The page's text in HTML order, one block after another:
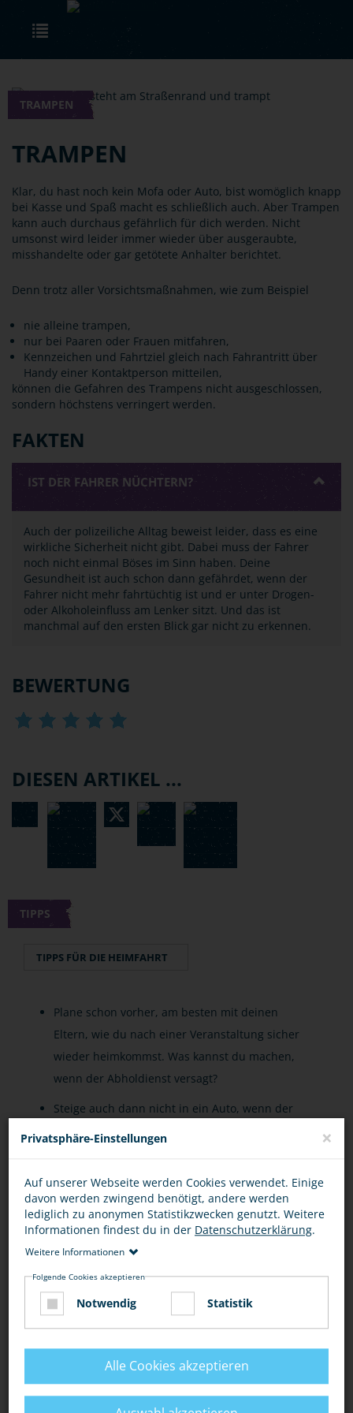
Skip to main content
TRAMPEN
TRAMPEN
Klar, du hast noch kein Mofa oder Auto, bist womöglich knapp
bei Kasse und Spaß macht es schließlich auch. Aber Trampen
kann auch durchaus gefährlich für dich werden. Nicht
umsonst wird leider immer wieder über ausgeraubte,
misshandelte oder gar getötete Anhalter berichtet.
Denn trotz aller Vorsichtsmaßnahmen, wie zum Beispiel
nie alleine trampen,
nur bei Paaren oder Frauen mitfahren,
Kennzeichen und Fahrtziel gleich nach Fahrantritt über
Handy einer Kontaktperson mitteilen,
können die Gefahren des Trampens nicht ausgeschlossen,
sondern höchstens verringert werden.
FAKTEN
IST DER FAHRER NÜCHTERN?
Auch der polizeiliche Alltag beweist leider, dass es eine
wirkliche Sicherheit nicht gibt. Dabei muss der Fahrer
noch nicht einmal Böses im Sinn haben. Deine
Gesundheit ist auch schon dann gefährdet, wenn der
Fahrer nicht mehr fahrtüchtig ist und er unter Drogen-
oder Alkoholeinfluss am Lenker sitzt. Und das ist
manchmal auf den ersten Blick gar nicht zu erkennen.
BEWERTUNG
DIESEN ARTIKEL ...
TIPPS
TIPPS FÜR DIE HEIMFAHRT
Plane schon vorher, am besten mit deinen
Eltern, wie du nach einer Veranstaltung sicher
wieder heimkommst. Was kannst du machen,
wenn der Abholdienst versagt?
Steige auch dann nicht in ein Auto, wenn der
Fahrer zu viel Alkohol oder womöglich Drogen zu
gut kennst.
Überleg dir lieber, ob du öffentliche
Verkehrsmittel nutzen kannst. Erkundige dich
nach speziellen Angeboten für Jugendliche, z. B.
der
Deutschen Bahn
In vielen Städten gibt es auch das Angebot der
Freunden die Kosten für die Fahrt teilen.
Besprich mit deinen Eltern: Was kannst du
machen, wenn der letzte Bus schon weg ist?
Privatsphäre-Einstellungen ×
Auf unserer Webseite werden Cookies verwendet. Einige
davon werden zwingend benötigt, andere werden
lediglich zu anonymen Statistikzwecken genutzt. Weitere
Informationen findest du in der Datenschutzerklärung.
Weitere Informationen
Folgende Cookies akzeptieren
Notwendig Statistik
Alle Cookies akzeptieren